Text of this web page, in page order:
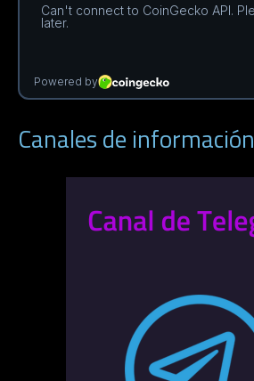
Canales de información